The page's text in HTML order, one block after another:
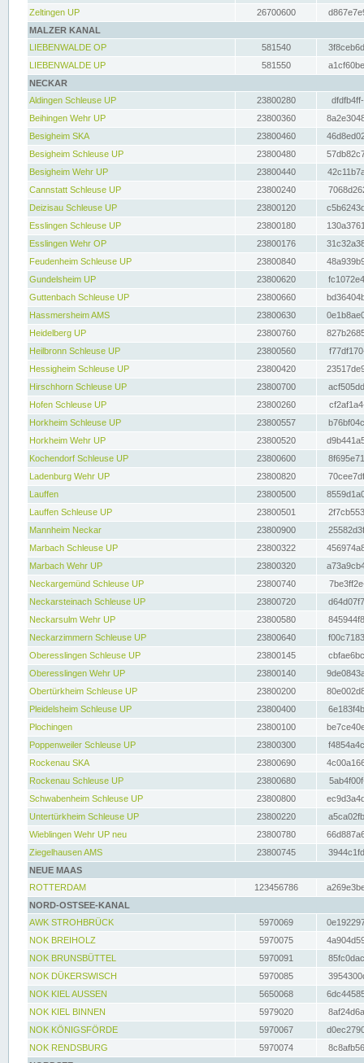
Zeltingen UP
26700600
MALZER KANAL
LIEBENWALDE OP
581540
LIEBENWALDE UP
581550
NECKAR
Aldingen Schleuse UP
23800280
Beihingen Wehr UP
23800360
Besigheim SKA
23800460
Besigheim Schleuse UP
23800480
Besigheim Wehr UP
23800440
Cannstatt Schleuse UP
23800240
Deizisau Schleuse UP
23800120
Esslingen Schleuse UP
23800180
Esslingen Wehr OP
23800176
Feudenheim Schleuse UP
23800840
Gundelsheim UP
23800620
Guttenbach Schleuse UP
23800660
Hassmersheim AMS
23800630
Heidelberg UP
23800760
Heilbronn Schleuse UP
23800560
Hessigheim Schleuse UP
23800420
Hirschhorn Schleuse UP
23800700
Hofen Schleuse UP
23800260
Horkheim Schleuse UP
23800557
Horkheim Wehr UP
23800520
Kochendorf Schleuse UP
23800600
Ladenburg Wehr UP
23800820
Lauffen
23800500
Lauffen Schleuse UP
23800501
Mannheim Neckar
23800900
Marbach Schleuse UP
23800322
Marbach Wehr UP
23800320
Neckargemünd Schleuse UP
23800740
Neckarsteinach Schleuse UP
23800720
Neckarsulm Wehr UP
23800580
Neckarzimmern Schleuse UP
23800640
Oberesslingen Schleuse UP
23800145
Oberesslingen Wehr UP
23800140
Obertürkheim Schleuse UP
23800200
Pleidelsheim Schleuse UP
23800400
Plochingen
23800100
Poppenweiler Schleuse UP
23800300
Rockenau SKA
23800690
Rockenau Schleuse UP
23800680
Schwabenheim Schleuse UP
23800800
Untertürkheim Schleuse UP
23800220
Wieblingen Wehr UP neu
23800780
Ziegelhausen AMS
23800745
NEUE MAAS
ROTTERDAM
123456786
NORD-OSTSEE-KANAL
AWK STROHBRÜCK
5970069
NOK BREIHOLZ
5970075
NOK BRUNSBÜTTEL
5970091
NOK DÜKERSWISCH
5970085
NOK KIEL AUSSEN
5650068
NOK KIEL BINNEN
5979020
NOK KÖNIGSFÖRDE
5970067
NOK RENDSBURG
5970074